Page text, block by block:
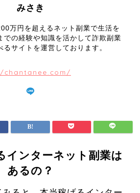
みさき
万円を超えるネット副業で生活を
での経験や知識を活かして詐欺副業
サイトを運営しております。
インターネット副業は
あるの？